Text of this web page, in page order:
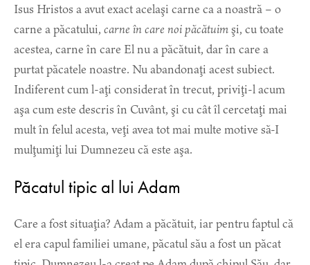
Isus Hristos a avut exact acelaşi carne ca a noastră – o
carne a păcatului, carne în care noi păcătuimşi, cu toate
acestea, carne în care El nu a păcătuit, dar în care a
purtat păcatele noastre. Nu abandonaţi acest subiect.
Indiferent cum l-aţi considerat în trecut, priviţi-l acum
aşa cum este descris în Cuvânt, şi cu cât îl cercetaţi mai
mult în felul acesta, veţi avea tot mai multe motive să-I
mulţumiţi lui Dumnezeu că este aşa.
Păcatul tipic al lui Adam
Care a fost situaţia? Adam a păcătuit, iar pentru faptul că
el era capul familiei umane, păcatul său a fost un păcat